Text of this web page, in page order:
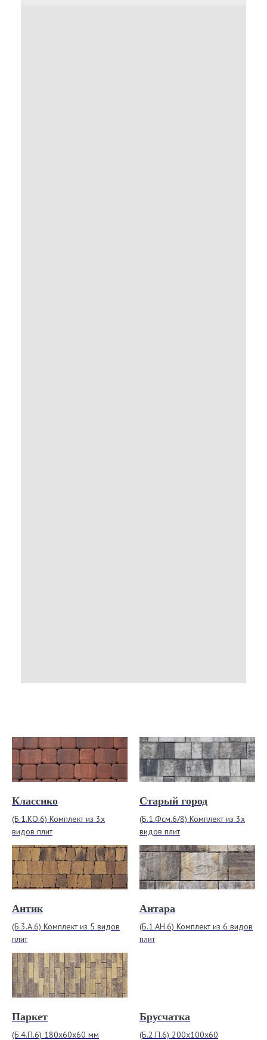
Классико
(Б.1.КО.6) Комплект из 3х
видов плит
Старый город
(Б.1.Фсм.6/8) Комплект из 3х
видов плит
Антик
(Б.3.А.6) Комплект из 5 видов
плит
Антара
(Б.1.АН.6) Комплект из 6 видов
плит
Паркет
(Б.4.П.6) 180x60х60 мм
Брусчатка
(Б.2.П.6) 200х100х60